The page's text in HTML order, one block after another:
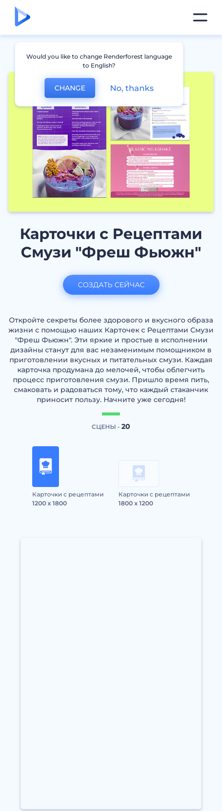
Карточки с Рецептами
Смузи "Фреш Фьюжн"
Откройте секреты более здорового и вкусного образа
жизни с помощью наших Карточек с Рецептами Смузи
"Фреш Фьюжн". Эти яркие и простые в исполнении
дизайны станут для вас незаменимым помощником в
приготовлении вкусных и питательных смузи. Каждая
карточка продумана до мелочей, чтобы облегчить
процесс приготовления смузи. Пришло время пить,
смаковать и радоваться тому, что каждый стаканчик
приносит пользу. Начните уже сегодня!
СЦЕНЫ - 20
Карточки с рецептами
1200 x 1800
Карточки с рецептами
1800 x 1200
СОЗДАТЬ СЕЙЧАС
Would you like to change Renderforest language
to English?
CHANGE No, thanks